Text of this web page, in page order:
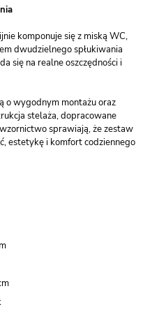
komponuje się z miską WC,
dwudzielnego spłukiwania
się na realne oszczędności i
o wygodnym montażu oraz
stelaża, dopracowane
sprawiają, że zestaw
estetykę i komfort codziennego